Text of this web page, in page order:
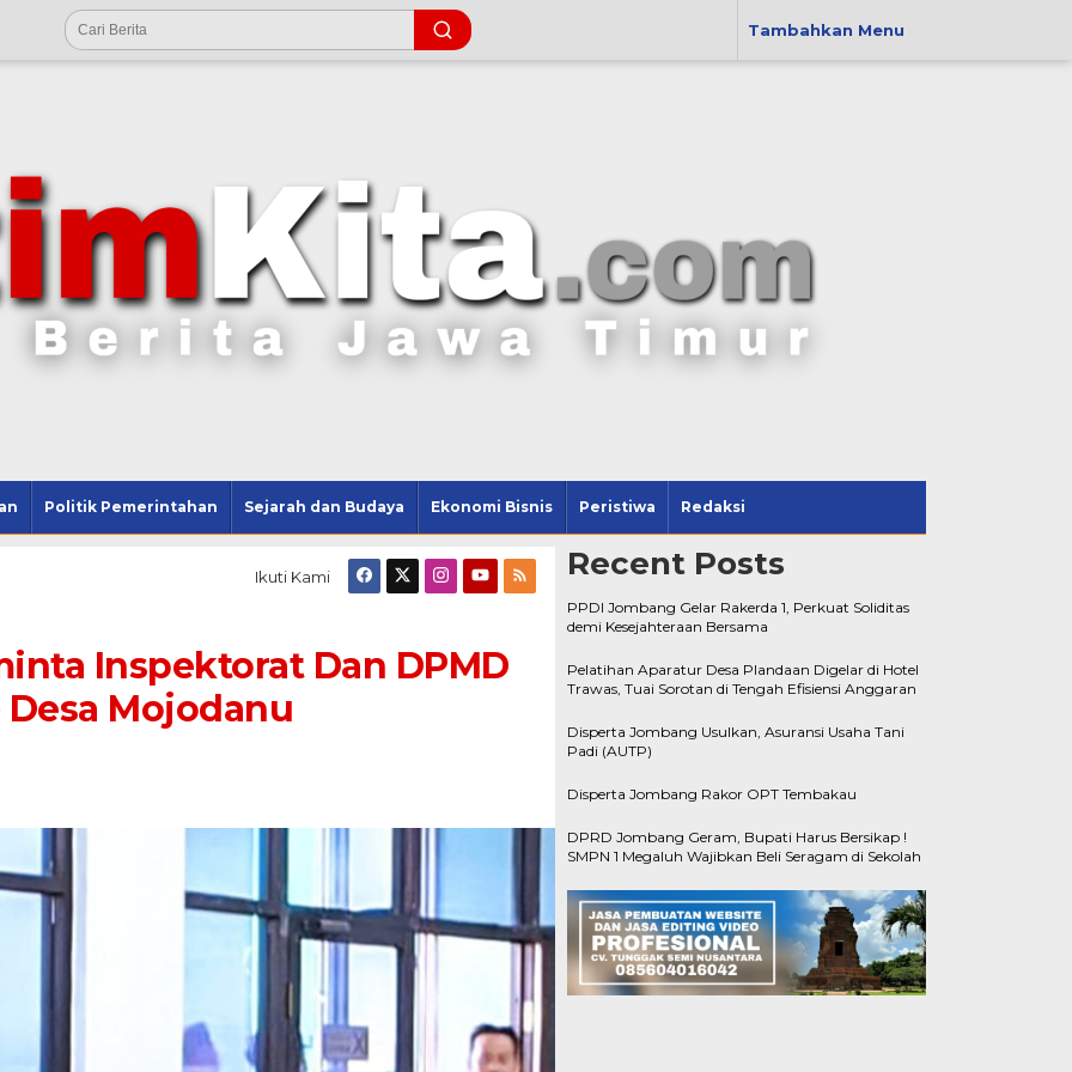
Tambahkan Menu
Politik Pemerintahan Sejarah dan Budaya Ekonomi Bisnis Peristiwa Redaksi
Ikuti Kami
Inspektorat Dan DPMD
Mojodanu
Recent Posts
PPDI Jombang Gelar Rakerda 1, Perkuat Soliditas
demi Kesejahteraan Bersama
Pelatihan Aparatur Desa Plandaan Digelar di Hotel
Trawas, Tuai Sorotan di Tengah Efisiensi Anggaran
Disperta Jombang Usulkan, Asuransi Usaha Tani
Padi (AUTP)
Disperta Jombang Rakor OPT Tembakau
DPRD Jombang Geram, Bupati Harus Bersikap !
SMPN 1 Megaluh Wajibkan Beli Seragam di Sekolah